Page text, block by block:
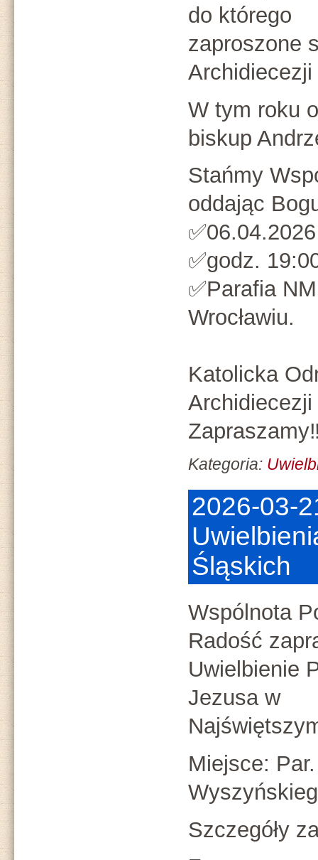
do którego
zaproszone
Archidiecezji
W tym roku
biskup
Stańmy
oddając
✅️godz.
✅️Parafia
Wrocławiu.
Katolicka
Archidiecezji
Kategoria:
2026-03-
Śląskich
Wspólnota
Radość
Uwielbienie
Jezusa w
Miejsce:
Szczegóły